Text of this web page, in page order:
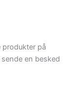
produkter på
en besked